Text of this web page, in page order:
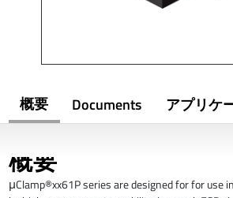
概要 Documents アプリケ
概要
μClamp®xx61P series are designed for for